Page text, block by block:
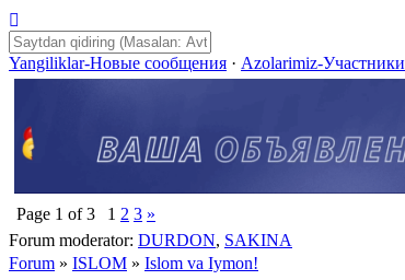
Yangiliklar-Новые сообщения · Azolarimiz-Участники
Page 1 of3 1 2 3 »
Forum moderator: DURDON, SAKINA
Forum » ISLOM » Islom va Iymon!